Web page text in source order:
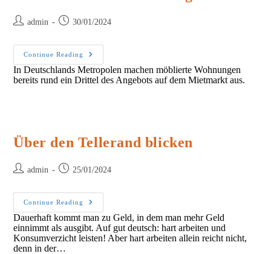
Postadmin
Post 30/01/2024
Continue Reading
Boom
Möblierter
Wohnungen
In Deutschlands Metropolen machen möblierte Wohnungen
bereits rund ein Drittel des Angebots auf dem Mietmarkt aus.
Über den Tellerand blicken
Postadmin
Post 25/01/2024
Continue Reading
Über
Den
Tellerand
Blicken
Dauerhaft kommt man zu Geld, in dem man mehr Geld
einnimmt als ausgibt. Auf gut deutsch: hart arbeiten und
Konsumverzicht leisten! Aber hart arbeiten allein reicht nicht,
denn in der…